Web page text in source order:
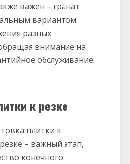
важен – гранат
вариантом.
разных
внимание на
обслуживание.
к резке
плитки к
– важный этап,
конечного